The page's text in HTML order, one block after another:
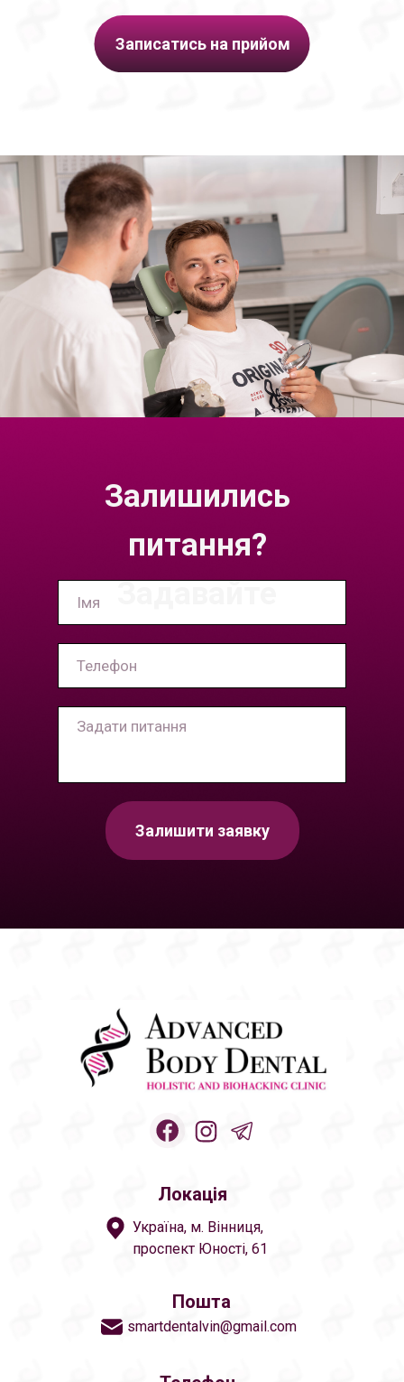
Записатись на прийом
Залишити заявку
Залишились
питання?
Локація
Пошта
Україна, м. Вінниця,
проспект Юності, 61
smartdentalvin@gmail.com